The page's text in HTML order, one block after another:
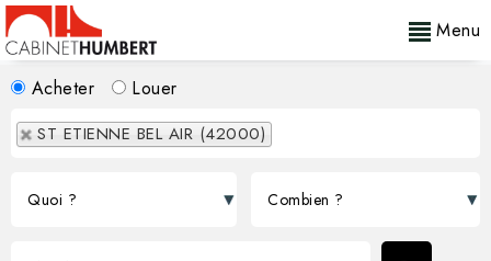
Menu
Acheter Louer
ST ETIENNE BEL AIR (42000)